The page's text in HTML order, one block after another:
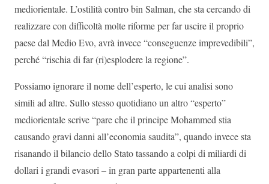
mediorientale. L’ostilità contro bin Salman, che sta cercando di
realizzare con difficoltà molte riforme per far uscire il proprio
paese dal Medio Evo, avrà invece “conseguenze imprevedibili”,
perché “rischia di far (ri)esplodere la regione”.
Possiamo ignorare il nome dell’esperto, le cui analisi sono
simili ad altre. Sullo stesso quotidiano un altro “esperto”
mediorientale scrive “pare che il principe Mohammed stia
causando gravi danni all’economia saudita”, quando invece sta
risanando il bilancio dello Stato tassando a colpi di miliardi di
dollari i grandi evasori – in gran parte appartenenti alla